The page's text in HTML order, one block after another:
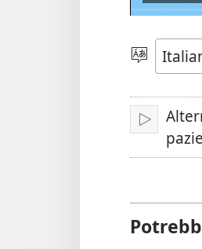
Scegli
lingua
Play